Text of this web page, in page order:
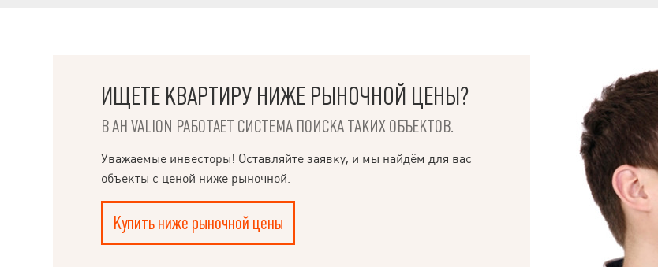
ИЩЕТЕ КВАРТИРУ НИЖЕ РЫНОЧНОЙ ЦЕНЫ?
В АН VALION РАБОТАЕТ СИСТЕМА ПОИСКА ТАКИХ ОБЪЕКТОВ.
Уважаемые инвесторы! Оставляйте заявку, и мы найдём для вас
объекты с ценой ниже рыночной.
Купить ниже рыночной цены